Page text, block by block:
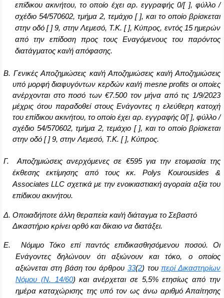
επίδικου ακινήτου, το οποίο έχει αρ. εγγραφής 0/[ ], φύλλο /
σχέδιο 54/570602, τμήμα 2, τεμάχιο [ ], και το οποίο βρίσκεται
στην οδό [ ] 9, στην Λεμεσό, Τ.Κ. [ ], Κύπρος, εντός 15 ημερών
από την επίδοση προς τους Εναγόμενους του παρόντος
διατάγματος και/ή απόφασης.
Β. Γενικές Αποζημιώσεις και/ή Αποζημιώσεις και/ή Αποζημιώσεις
υπό μορφή διαφυγόντων κερδών και/ή mesne profits οι οποίες
ανέρχονται στο ποσό των €7.500 τον μήνα από τις 1/9/2023
μέχρις ότου παραδοθεί στους Ενάγοντες η ελεύθερη κατοχή
του επίδικου ακινήτου, το οποίο έχει αρ. εγγραφής 0/[ ], φύλλο /
σχέδιο 54/570602, τμήμα 2, τεμάχιο [ ], και το οποίο βρίσκεται
στην οδό [ ] 9, στην Λεμεσό, Τ.Κ. [ ], Κύπρος.
Γ. Αποζημιώσεις ανερχόμενες σε €595 για την ετοιμασία της
έκθεσης εκτίμησης από τους κκ.Polys Kourousides &
Associates LLC σχετικά με την ενοικιαστιακή αγοραία αξία του
επίδικου ακινήτου.
Δ. Οποιαδήποτε άλλη θεραπεία και/ή διάταγμα το Σεβαστό
Δικαστήριο κρίνει ορθό και δίκαιο να διατάξει.
Ε. Νόμιμο Τόκο επί παντός επιδικασθησόμενου ποσού. Οι
Ενάγοντες δηλώνουν ότι αξιώνουν και τόκο, ο οποίος
αξιώνεται στη βάση του άρθρου 33(2) του περί Δικαστηρίων
Νόμου (Ν. 14/60) και ανέρχεται σε 5,5% ετησίως από την
ημέρα καταχώρισης της υπό τον ως άνω αριθμό Απαίτησης